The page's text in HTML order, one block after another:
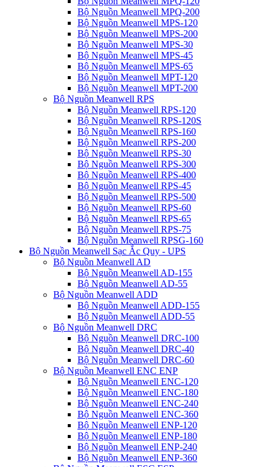
Bộ Nguồn Meanwell MPQ-200
Bộ Nguồn Meanwell MPS-120
Bộ Nguồn Meanwell MPS-200
Bộ Nguồn Meanwell MPS-30
Bộ Nguồn Meanwell MPS-45
Bộ Nguồn Meanwell MPS-65
Bộ Nguồn Meanwell MPT-120
Bộ Nguồn Meanwell MPT-200
Bộ Nguồn Meanwell RPS
Bộ Nguồn Meanwell RPS-120
Bộ Nguồn Meanwell RPS-120S
Bộ Nguồn Meanwell RPS-160
Bộ Nguồn Meanwell RPS-200
Bộ Nguồn Meanwell RPS-30
Bộ Nguồn Meanwell RPS-300
Bộ Nguồn Meanwell RPS-400
Bộ Nguồn Meanwell RPS-45
Bộ Nguồn Meanwell RPS-500
Bộ Nguồn Meanwell RPS-60
Bộ Nguồn Meanwell RPS-65
Bộ Nguồn Meanwell RPS-75
Bộ Nguồn Meanwell RPSG-160
Bộ Nguồn Meanwell Sạc Ắc Quy - UPS
Bộ Nguồn Meanwell AD
Bộ Nguồn Meanwell AD-155
Bộ Nguồn Meanwell AD-55
Bộ Nguồn Meanwell ADD
Bộ Nguồn Meanwell ADD-155
Bộ Nguồn Meanwell ADD-55
Bộ Nguồn Meanwell DRC
Bộ Nguồn Meanwell DRC-100
Bộ Nguồn Meanwell DRC-40
Bộ Nguồn Meanwell DRC-60
Bộ Nguồn Meanwell ENC ENP
Bộ Nguồn Meanwell ENC-120
Bộ Nguồn Meanwell ENC-180
Bộ Nguồn Meanwell ENC-240
Bộ Nguồn Meanwell ENC-360
Bộ Nguồn Meanwell ENP-120
Bộ Nguồn Meanwell ENP-180
Bộ Nguồn Meanwell ENP-240
Bộ Nguồn Meanwell ENP-360